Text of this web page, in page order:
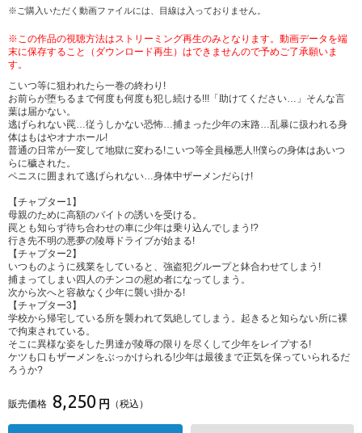
※ご購入いただく動画ファイルには、目線は入っておりません。
※この作品の視聴方法はストリーミング再生のみとなります。動画データを端
末に保存すること（ダウンロード再生）はできませんので予めご了承願いま
す。
こいつ等に狙われたら一巻の終わり!
お前らが堕ちるまで何度も何度も犯し続ける!!!「助けてください…」そんな言
葉は届かない。
逃げられない罠…従うしかない恐怖…捕まった少年の末路…乱暴に扱われる身
体はもはやオナホール!
普通の日常が一変して地獄に変わる!こいつ等全員極悪人!!僕らの身体はあいつ
らに穢された。
ペニスに囲まれて逃げられない…身体中ザーメンだらけ!
【チャプター1】
母親のために高額のバイトの誘いを受ける。
罠とも知らず待ち合わせの車に少年は乗り込んでしまう!?
行き先不明の悪夢の陵辱ドライブが始まる!
【チャプター2】
いつものように残業をしていると、強盗犯グループと鉢合わせてしまう!
捕まってしまい四人のチンコの慰め者になってしまう。
次から次へと容赦なく少年に襲い掛かる!
【チャプター3】
学校から帰宅している所を襲われて気絶してしまう。起きると知らない所に裸
で拘束されている。
そこに異様な姿をした男達が陵辱の限りを尽くして少年をレイプする!
ケツも口もザーメンをぶっかけられる!少年は最後まで正気を保っていられるだ
ろうか?
販売価格 8,250 円 （税込）